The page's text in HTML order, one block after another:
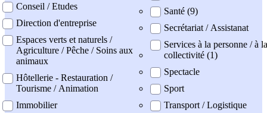
Conseil / Etudes
Direction d'entreprise
Espaces verts et naturels /
Agriculture / Pêche / Soins aux
animaux
Hôtellerie - Restauration /
Tourisme / Animation
Immobilier
Santé (9)
Secrétariat / Assistanat
Services à la personne / à la
collectivité (1)
Spectacle
Sport
Transport / Logistique